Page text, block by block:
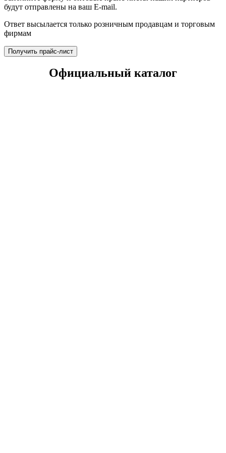
будут отправлены на ваш E-mail.
Ответ высылается только розничным продавцам и торговым
фирмам
Получить прайс-лист
Официальный каталог